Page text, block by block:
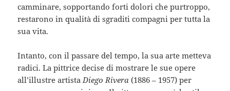
camminare, sopportando forti dolori che purtroppo,
restarono in qualità di sgraditi compagni per tutta la
sua vita.
Intanto, con il passare del tempo, la sua arte metteva
radici. La pittrice decise di mostrare le sue opere
all’illustre artista Diego Rivera (1886 – 1957) per